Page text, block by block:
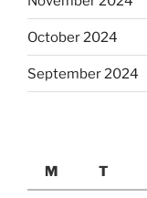
October 2024
September 2024
M
T